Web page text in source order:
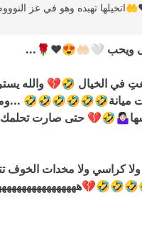
تهبده وهو في عز
ويحب 🤍🤲🏻😍❤️🌹...
في الخيال 🤣💔 والله
ميانة🤣🤣🤣🤣🤣🤣
حتى صارت
كراسي ولا مخدات الخوف